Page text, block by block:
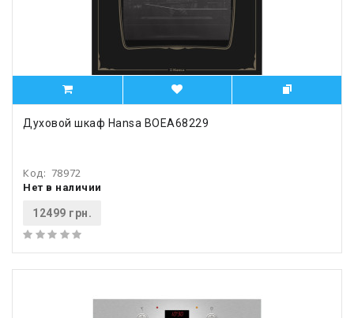
Духовой шкаф Hansa BOEA68229
Код: 78972
Нет в наличии
12499 грн.